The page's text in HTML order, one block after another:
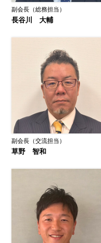
副会長（総務担当）
長谷川 大輔
副会長（交流担当）
草野 智和